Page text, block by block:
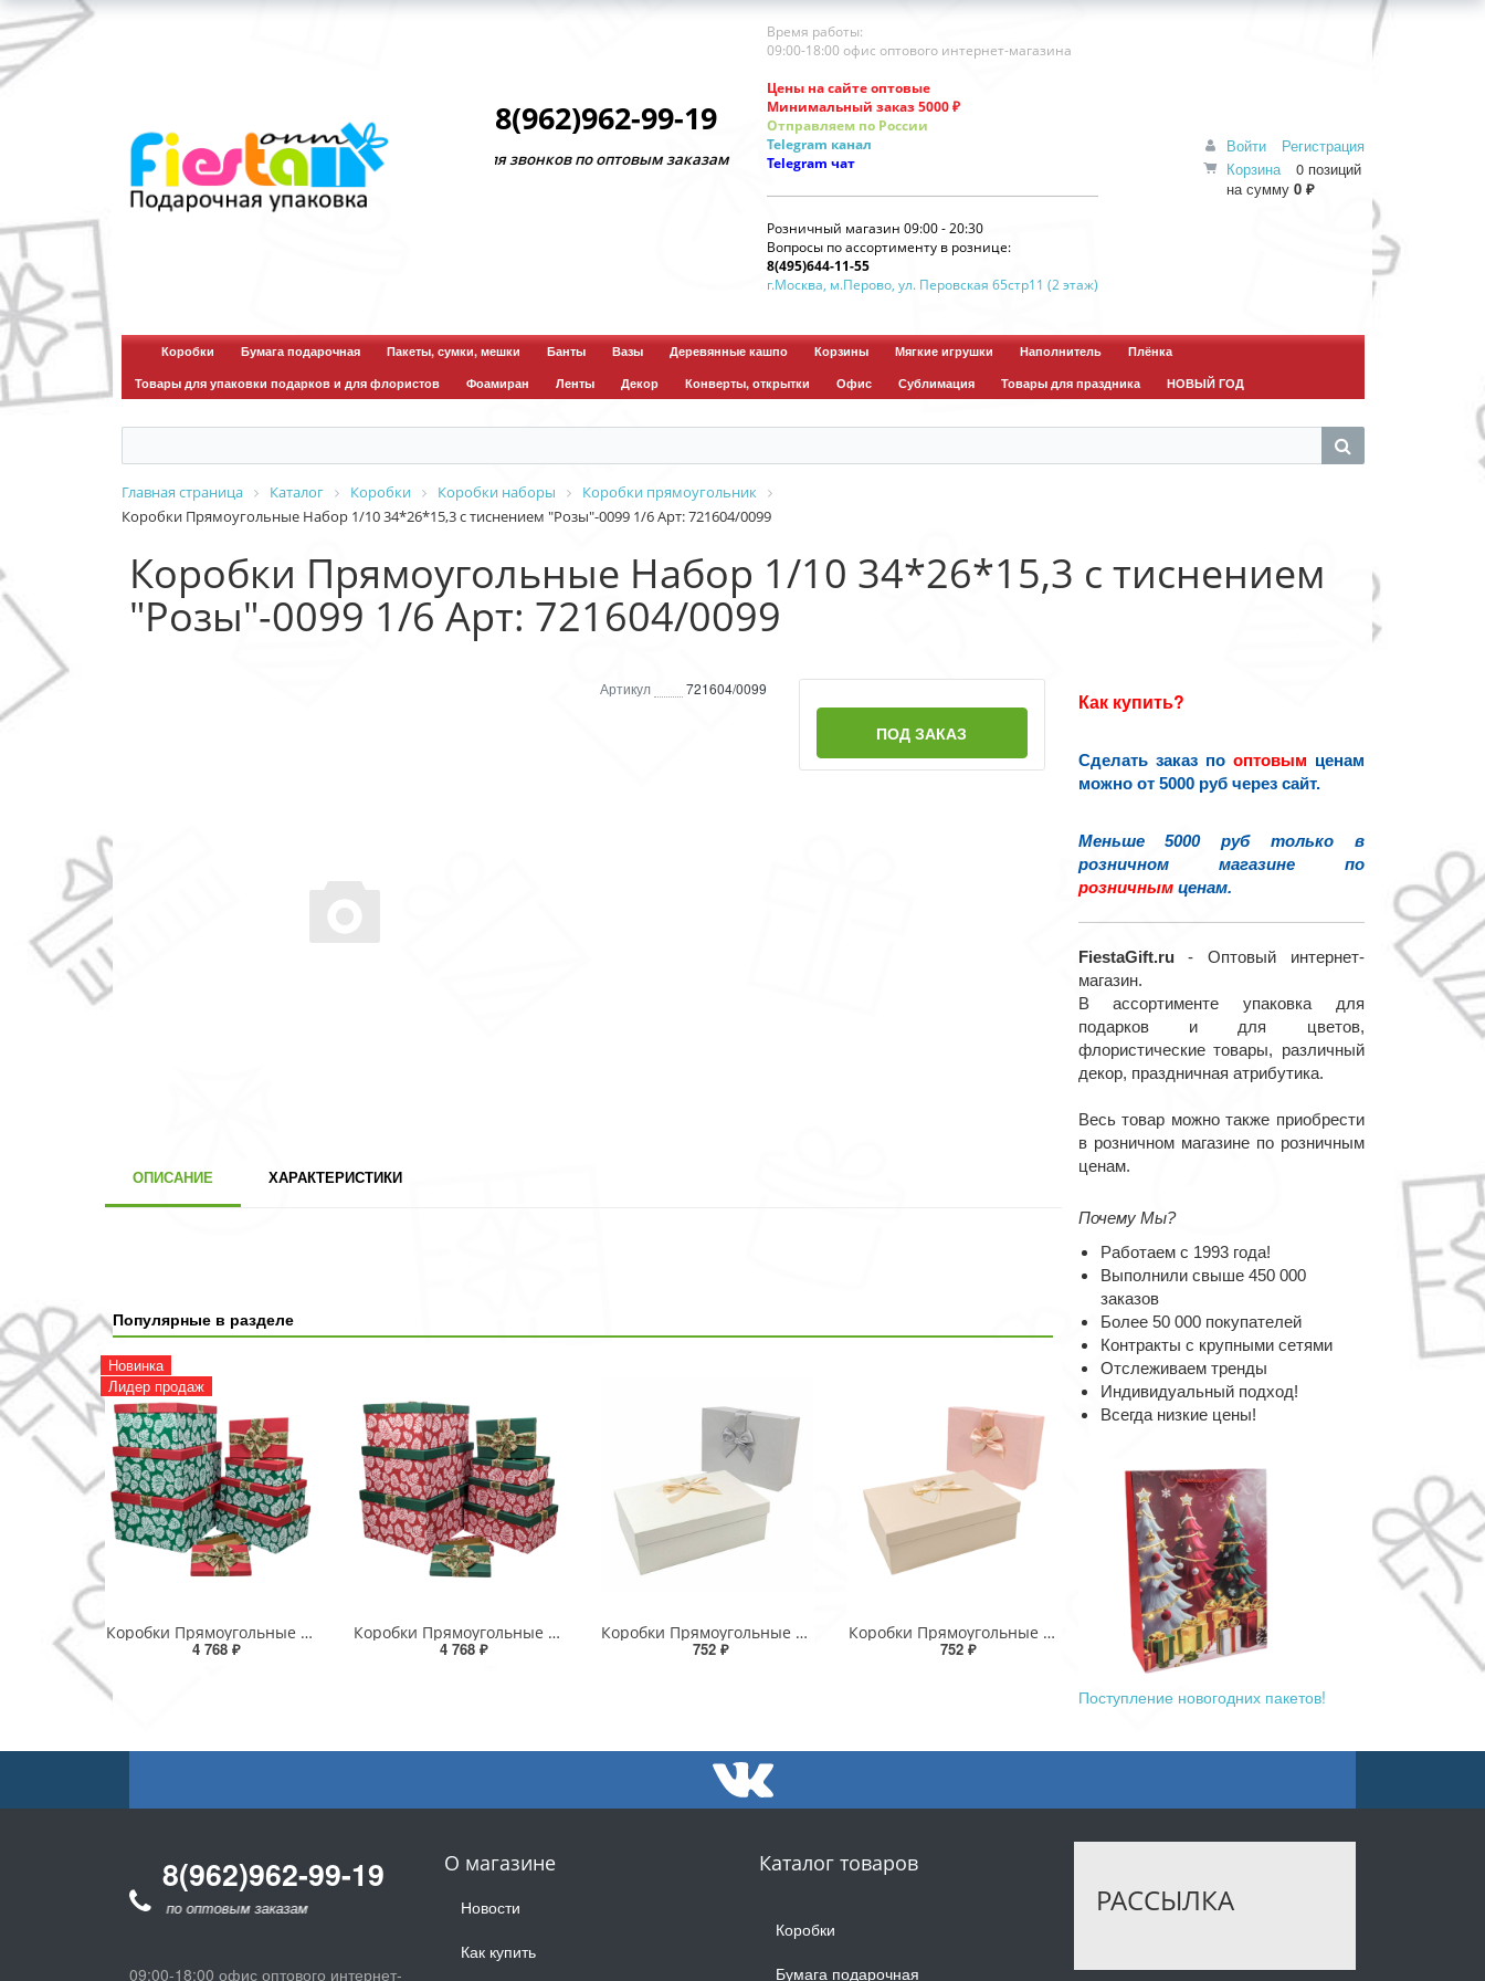
Войти
Регистрация
Корзина
0 позиций
на сумму 0 ₽
8(962)962-99-19
для звонков по оптовым заказам
Время работы:
09:00-18:00 офис оптового интернет-магазина
Цены на сайте оптовые
Минимальный заказ 5000 ₽
Отправляем по России
Telegram канал
Telegram чат
Розничный магазин 09:00 - 20:30
Вопросы по ассортименту в рознице:
8(495)644-11-55
г.Москва, м.Перово, ул. Перовская 65стр11 (2 этаж)
Коробки Бумага подарочная Пакеты, сумки, мешки Банты Вазы Деревянные кашпо Корзины Мягкие игрушки Наполнитель
Плёнка
Товары для упаковки подарков и для флористов
Фоамиран Ленты Декор Конверты, открытки Офис Сублимация Товары для праздника НОВЫЙ ГОД
Главная страница Каталог Коробки Коробки наборы
Коробки прямоугольник
Коробки Прямоугольные Набор 1/10 34*26*15,3 с тиснением "Розы"-0099 1/6 Арт: 721604/0099
Коробки Прямоугольные Набор 1/10 34*26*15,3 с тиснением
"Розы"-0099 1/6 Арт: 721604/0099
Артикул 721604/0099
ПОД ЗАКАЗ
ОПИСАНИЕ ХАРАКТЕРИСТИКИ
Популярные в разделе
Новинка
Лидер продаж
Коробки Прямоугольные Набор 1/8 53*43*26 с бантом "Шишки"-1 1/1
4 768 ₽
Коробки Прямоугольные Набор 1/8 53*43*26 с бантом "Шишки"-2 1/1
4 768 ₽
Коробки Прямоугольные Набор 1/3 29*21*9,5 с бантом "Goodluck" Серый 1/24
752 ₽
Коробки Прямоугольные Набор 1/3 29*21*9,5 с бантом "Goodluck" Розовый 1/24
752 ₽
Как купить?
Сделать заказ по оптовым ценам
можно от 5000 руб через сайт.
Меньше 5000 руб только в
розничном магазине по
розничнымценам.
FiestaGift.ru- Оптовый интернет-
магазин.
В ассортименте упаковка для
подарков и для цветов,
флористические товары, различный
декор, праздничная атрибутика.
Весь товар можно также приобрести
в розничном магазине по розничным
ценам.
Почему Мы?
Работаем с 1993 года!
Выполнили свыше 450 000
заказов
Более 50 000 покупателей
Контракты с крупными сетями
Отслеживаем тренды
Индивидуальный подход!
Всегда низкие цены!
Поступление новогодних пакетов!
О магазине
Новости
Как купить
Каталог товаров
Коробки
Бумага подарочная
РАССЫЛКА
8(962)962-99-19
для звонков по оптовым заказам
09:00-18:00 офис оптового интернет-